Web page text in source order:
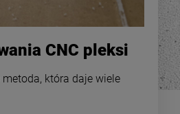
CNC pleksi
metoda, która daje wiele